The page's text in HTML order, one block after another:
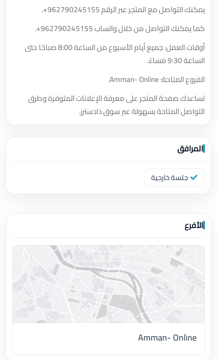
يمكنك التواصل مع المتجر عبر الرقم+962790245155
.
كما يمكنك التواصل من خلال واتساب+962790245155
.
أوقات العمل: جميع أيام الأسبوع من الساعة 8:00 صباحًا حتى
الساعة 9:30 مساءً.
الفروع المتاحة: Amman- Online.
تساعدك صفحة المتجر على معرفة الإعلانات المتوفرة وطرق
التواصل المتاحة بسهولة عبر سوق دادسترز.
المرافق
جلسة خارجية
الأفرع
Amman- Online